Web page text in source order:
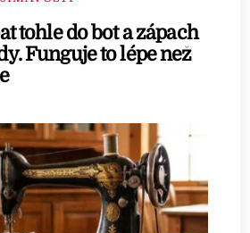
tohle do bot a zápach
Funguje to lépe než